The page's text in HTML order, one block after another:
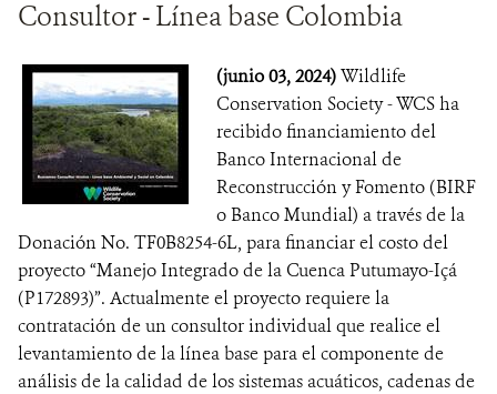
Consultor - Línea base Colombia
(junio 03, 2024)Wildlife
Conservation Society - WCS ha
recibido financiamiento del
Banco Internacional de
Reconstrucción y Fomento (BIRF
o Banco Mundial) a través de la
Donación No. TF0B8254-6L, para financiar el costo del
proyecto “Manejo Integrado de la Cuenca Putumayo-Içá
(P172893)”. Actualmente el proyecto requiere la
contratación de un consultor individual que realice el
levantamiento de la línea base para el componente de
análisis de la calidad de los sistemas acuáticos, cadenas de